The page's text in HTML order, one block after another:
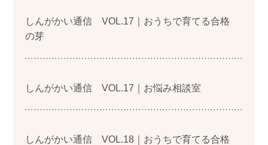
しんがかい通信 VOL.17｜おうちで育てる合格
の芽
しんがかい通信 VOL.17｜お悩み相談室
しんがかい通信 VOL.18｜おうちで育てる合格